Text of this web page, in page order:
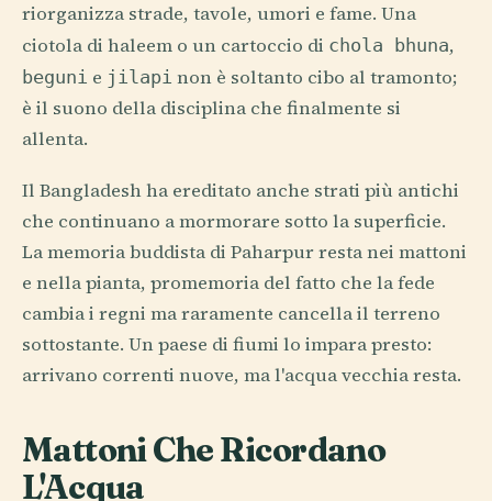
riorganizza strade, tavole, umori e fame. Una
ciotola di haleem o un cartoccio di chola bhuna,
beguni e jilapi non è soltanto cibo al tramonto;
è il suono della disciplina che finalmente si
allenta.
Il Bangladesh ha ereditato anche strati più antichi
che continuano a mormorare sotto la superficie.
La memoria buddista di Paharpur resta nei mattoni
e nella pianta, promemoria del fatto che la fede
cambia i regni ma raramente cancella il terreno
sottostante. Un paese di fiumi lo impara presto:
arrivano correnti nuove, ma l'acqua vecchia resta.
Mattoni Che Ricordano
L'Acqua